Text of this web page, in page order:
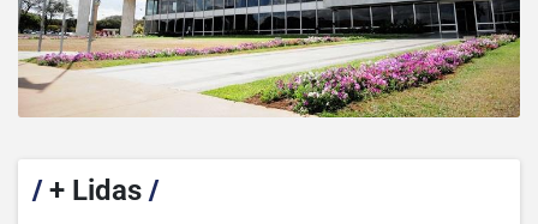
/+ Lidas /